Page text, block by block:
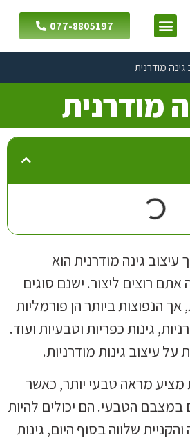
077-8805197
גינה מודרנית
מודרנית
גינה מודרנית הוא
אתם רוצים ליצור. ישנם סוגים
אך הנפוצות ביותר הן פורמליות
גינות כפריות וטבעיות ועוד.
עיצוב גינות מודרניות.
מציע מראה טבעי יותר, כאשר
במצבם הטבעי. הם יכולים להיות
שלווה בסוף היום, גינות